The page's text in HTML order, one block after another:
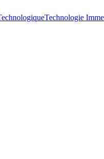
Technologie